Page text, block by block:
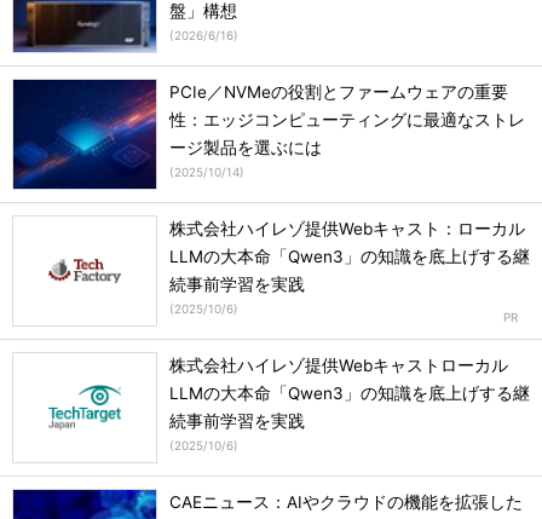
盤」構想
(2026/6/16)
PCIe／NVMeの役割とファームウェアの重要
性：エッジコンピューティングに最適なストレ
ージ製品を選ぶには
(2025/10/14)
株式会社ハイレゾ提供Webキャスト：ローカル
LLMの大本命「Qwen3」の知識を底上げする継
続事前学習を実践
(2025/10/6)
株式会社ハイレゾ提供Webキャストローカル
LLMの大本命「Qwen3」の知識を底上げする継
続事前学習を実践
(2025/10/6)
CAEニュース：AIやクラウドの機能を拡張した